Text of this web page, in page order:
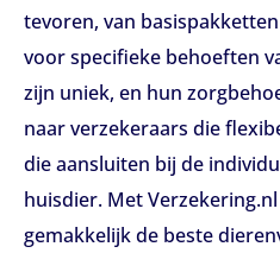
tevoren, van
voor specifieke behoeften
zijn uniek, en hun
naar verzekeraars die
die aansluiten bij de
huisdier. Met
gemakkelijk de beste